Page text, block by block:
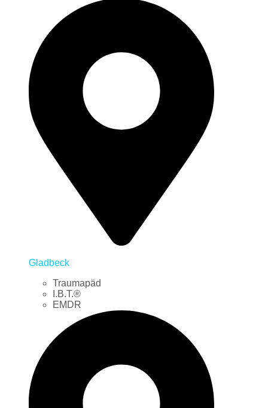
Gladbeck
Traumapäd
I.B.T.®
EMDR